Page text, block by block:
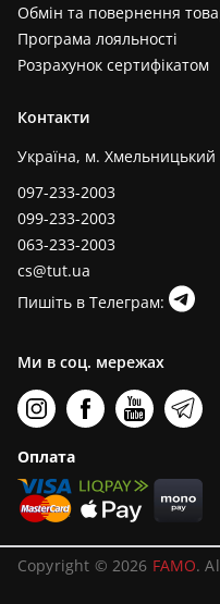
Обмін та повернення
Програма лояльності
Розрахунок сертифікатом
Контакти
Україна, м. Хмельницький
097-233-2003
099-233-2003
063-233-2003
cs@tut.ua
Пишіть в Телеграм:
Ми в соц. мережах
Оплата
Copyright © 2026 FAMO.